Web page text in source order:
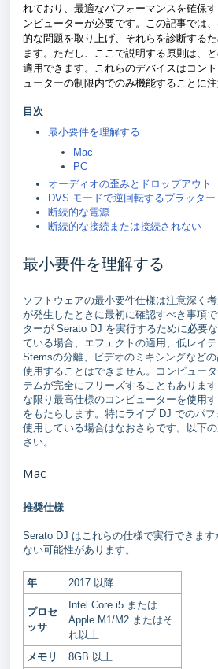
れており、最適なパフォーマンスを確保
ンピューターが必要です。この記事では
的な問題を取り上げ、それらを診断する
ます。ただし、ここで説明する原則は、
適用できます。これらのデバイスはコン
ューターの制限内でのみ機能することに注
目次
最小要件を理解する
Mac
PC
オーディオの歪みとドロップアウト
DVS モードで逆回転するプラッター
断続的な電源
断続的な接続または接続されない
最小要件を理解する
ソフトウェアの最小要件仕様は注意深く
が発生したときに最初に確認すべき事項
ターが Serato DJ を実行するために必要
ている場合、エフェクトの適用、低レイテ
Stemsの分離、ビデオのミキシングなど
使用することはできません。コンピュー
テムが完全にフリーズすることもありま
な限り最高仕様のコンピューターを使用
をもたらします。特にライブ DJ でのパ
使用している場合はなおさらです。以下
さい。
Mac
推奨仕様
Serato DJ はこれらの仕様で実行できま
ない可能性があります。
年 2017 以降
プロセ
ッサ
Intel Core i5 または
Apple M1/M2 またはそ
れ以上
メモリ
8GB 以上